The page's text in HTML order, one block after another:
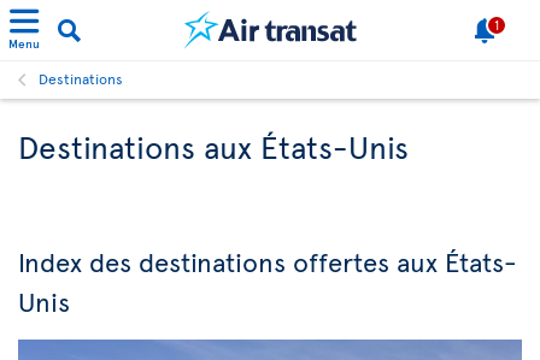
Menu
1
Destinations
Destinations aux États-Unis
Index des destinations offertes aux États-
Unis